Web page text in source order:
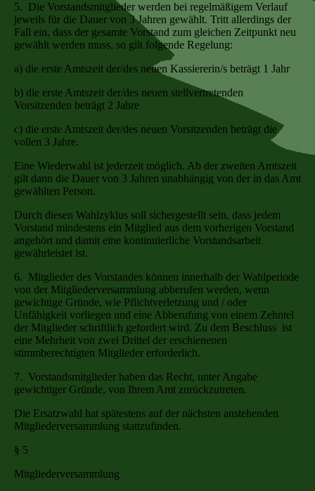
5. Die Vorstandsmitglieder werden bei regelmäßigem Verlauf
jeweils für die Dauer von 3 Jahren gewählt. Tritt allerdings der
Fall ein, dass der gesamte Vorstand zum gleichen Zeitpunkt neu
gewählt werden muss, so gilt folgende Regelung:
a) die erste Amtszeit der/des neuen Kassiererin/s beträgt 1 Jahr
b) die erste Amtszeit der/des neuen stellvertretenden
Vorsitzenden beträgt 2 Jahre
c) die erste Amtszeit der/des neuen Vorsitzenden beträgt die
vollen 3 Jahre.
Eine Wiederwahl ist jederzeit möglich. Ab der zweiten Amtszeit
gilt dann die Dauer von 3 Jahren unabhängig von der in das Amt
gewählten Person.
Durch diesen Wahlzyklus soll sichergestellt sein, dass jedem
Vorstand mindestens ein Mitglied aus dem vorherigen Vorstand
angehört und damit eine kontinuierliche Vorstandsarbeit
gewährleistet ist.
6. Mitglieder des Vorstandes können innerhalb der Wahlperiode
von der Mitgliederversammlung abberufen werden, wenn
gewichtige Gründe, wie Pflichtverletzung und / oder
Unfähigkeit vorliegen und eine Abberufung von einem Zehntel
der Mitglieder schriftlich gefordert wird. Zu dem Beschluss ist
eine Mehrheit von zwei Drittel der erschienenen
stimmberechtigten Mitglieder erforderlich.
7. Vorstandsmitglieder haben das Recht, unter Angabe
gewichtiger Gründe, von Ihrem Amt zurückzutreten.
Die Ersatzwahl hat spätestens auf der nächsten anstehenden
Mitgliederversammlung stattzufinden.
§ 5
Mitgliederversammlung